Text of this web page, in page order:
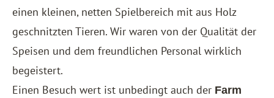
einen kleinen, netten Spielbereich mit aus Holz
geschnitzten Tieren. Wir waren von der Qualität der
Speisen und dem freundlichen Personal wirklich
begeistert.
Einen Besuch wert ist unbedingt auch der Farm